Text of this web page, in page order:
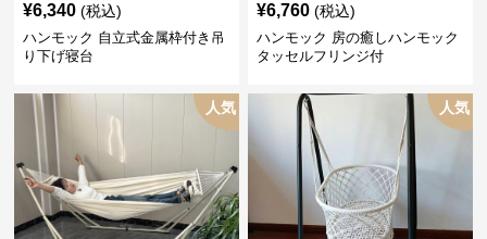
¥6,340 (税込)
ハンモック 自立式金属枠付き吊
り下げ寝台
¥6,760 (税込)
ハンモック 房の癒しハンモック
タッセルフリンジ付
人気 人気